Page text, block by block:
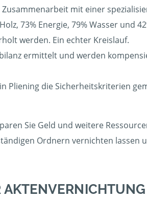
mit einer
73% Energie, 79% Wasser und
werden. Ein echter Kreislauf.
ermittelt und werden
die Sicherheitskriterien
Sie Geld und weitere
Ordnern vernichten lassen